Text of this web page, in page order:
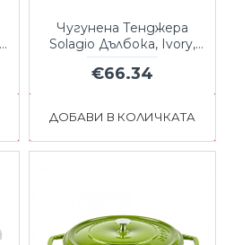
Чугунена Тенджера
Solagio Дълбока, Ivory,
Ф20
€66.34
ДОБАВИ В КОЛИЧКАТА